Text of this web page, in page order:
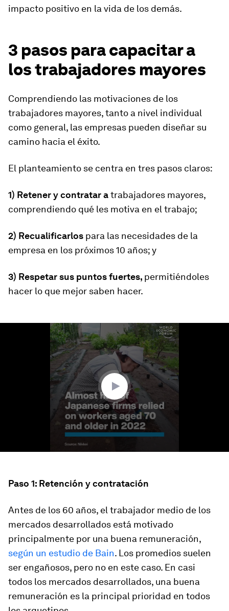
impacto positivo en la vida de los demás.
3 pasos para capacitar a
los trabajadores mayores
Comprendiendo las motivaciones de los
trabajadores mayores, tanto a nivel individual
como general, las empresas pueden diseñar su
camino hacia el éxito.
El planteamiento se centra en tres pasos claros:
1) Retener y contratar atrabajadores mayores,
comprendiendo qué les motiva en el trabajo;
2) Recualificarlos para las necesidades de la
empresa en los próximos 10 años; y
3) Respetar sus puntos fuertes, permitiéndoles
hacer lo que mejor saben hacer.
Paso 1: Retención y contratación
Antes de los 60 años, el trabajador medio de los
mercados desarrollados está motivado
principalmente por una buena remuneración,
según un estudio de Bain. Los promedios suelen
ser engañosos, pero no en este caso. En casi
todos los mercados desarrollados, una buena
remuneración es la principal prioridad en todos